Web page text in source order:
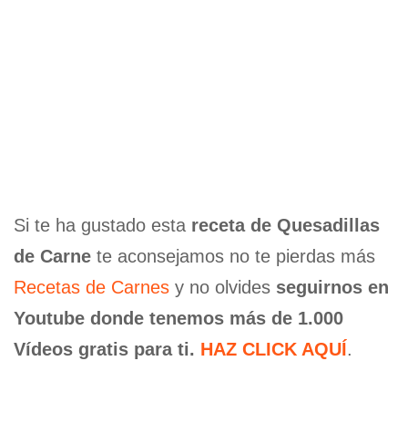
Si te ha gustado esta receta de Quesadillas
de Carne te aconsejamos no te pierdas más
Recetas de Carnes y no olvides seguirnos en
Youtube donde tenemos más de 1.000
Vídeos gratis para ti. HAZ CLICK AQUÍ.